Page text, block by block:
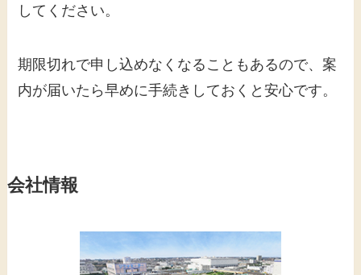
してください。
期限切れで申し込めなくなることもあるので、案
内が届いたら早めに手続きしておくと安心です。
会社情報